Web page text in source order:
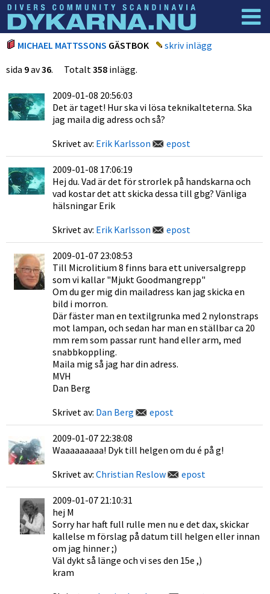
Dyknyheter Logga in
MICHAEL MATTSSONS GÄSTBOK
skriv inlägg
sida 9av36. Totalt358 inlägg.
2009-01-08 20:56:03
Det är taget! Hur ska vi lösa teknikalteterna. Ska
jag maila dig adress och så?
Skrivet av: Erik Karlsson epost
2009-01-08 17:06:19
Hej du. Vad är det för strorlek på handskarna och
vad kostar det att skicka dessa till gbg? Vänliga
hälsningar Erik
Skrivet av: Erik Karlsson epost
2009-01-07 23:08:53
Till Microlitium 8 finns bara ett universalgrepp
som vi kallar "Mjukt Goodmangrepp"
Om du ger mig din mailadress kan jag skicka en
bild i morron.
Där fäster man en textilgrunka med 2 nylonstraps
mot lampan, och sedan har man en ställbar ca 20
mm rem som passar runt hand eller arm, med
snabbkoppling.
Maila mig så jag har din adress.
MVH
Dan Berg
Skrivet av: Dan Berg epost
2009-01-07 22:38:08
Waaaaaaaaa! Dyk till helgen om du é på g!
Skrivet av: Christian Reslow epost
2009-01-07 21:10:31
hej M
Sorry har haft full rulle men nu e det dax, skickar
kallelse m förslag på datum till helgen eller innan
om jag hinner ;)
Väl dykt så länge och vi ses den 15e ,)
kram